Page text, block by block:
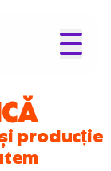
producție